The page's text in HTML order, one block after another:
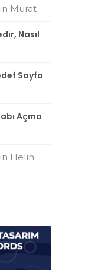
Murat
Nasıl
Sayfa
Açma
Helin